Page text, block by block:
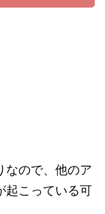
なので、他のア
起こっている可